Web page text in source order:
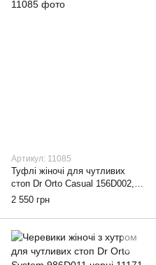
Артикул: 11085
Туфлі жіночі для чутливих
стоп Dr Orto Casual 156D002,
38
2 550 грн